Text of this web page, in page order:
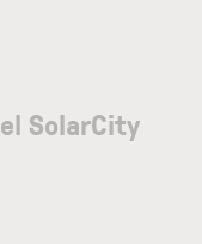
SolarCity